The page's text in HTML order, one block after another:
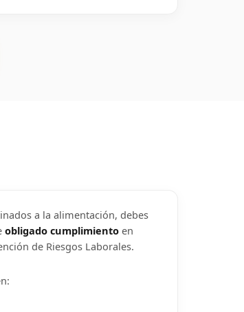
a la alimentación, debes
obligado cumplimiento en
de Riesgos Laborales.